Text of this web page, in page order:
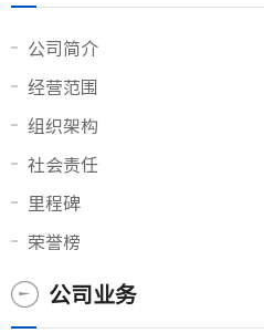
公司简介
经营范围
组织架构
社会责任
里程碑
荣誉榜
公司业务